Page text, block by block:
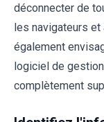
déconnecter de
les navigateurs
également
logiciel de
complètement